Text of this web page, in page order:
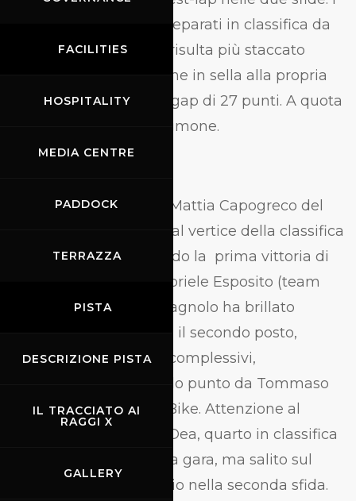
FACILITIES
HOSPITALITY
MEDIA CENTRE
PADDOCK
TERRAZZA
PISTA
DESCRIZIONE PISTA
IL TRACCIATO AI
RAGGI X
GALLERY
due piloti BMW sono separati in classifica da
13 lunghezze, mentre risulta più staccato
Micochero Christian, che in sella alla propria
Yamaha R1 accusa un gap di 27 punti. A quota
-29 dal vertice Lotito Simone.
Nella Yamaha R3 cup Mattia Capogreco del
team Gradara Corse è al vertice della classifica
con 36 punti archiviando la prima vittoria di
stagione a Misano. Gabriele Esposito (team
MMR) sul circuito romagnolo ha brillato
invece in gara due con il secondo posto,
totalizzando 28 punti complessivi,
distaccandosi di un solo punto da Tommaso
Occhi del team Geko Bike. Attenzione al
pilota del team Roc’n’Dea, quarto in classifica
per uno zero alla prima gara, ma salito sul
primo gradino del podio nella seconda sfida.